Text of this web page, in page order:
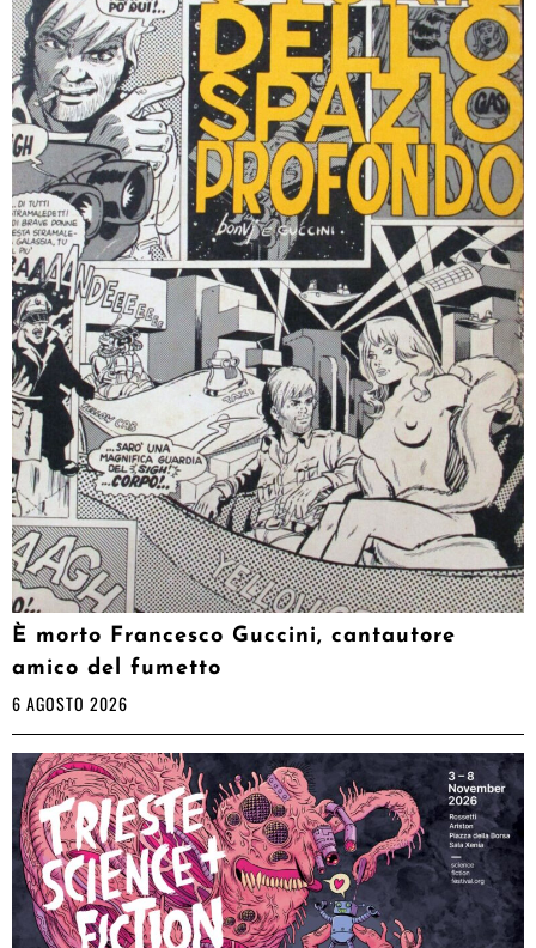
È morto Francesco Guccini, cantautore
amico del fumetto
6 AGOSTO 2026